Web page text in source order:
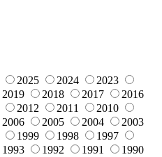
2025 2024
2023
2019 2018 2017
2016
2012 2011
2010
2006 2005 2004
2003
1999 1998
1997
1993 1992 1991
1990